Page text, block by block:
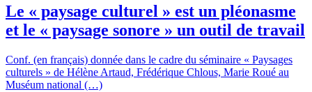
Le « paysage culturel » est un pléonasme
et le « paysage sonore » un outil de travail
Conf. (en français) donnée dans le cadre du séminaire « Paysages
culturels » de Hélène Artaud, Frédérique Chlous, Marie Roué au
Muséum national (…)